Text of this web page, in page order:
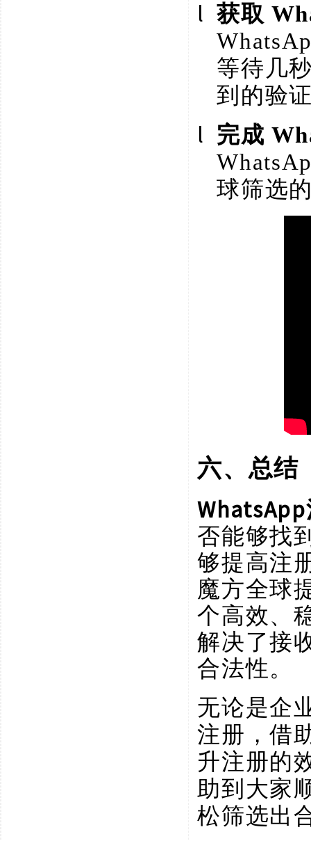
l 获取
等待几
到的验
l 完成
球筛选
六、总结
否能够找
够提高注
魔方全球
个高效、
解决了接
合法性。
无论是企
注册，借
升注册的
助到大家
松筛选出